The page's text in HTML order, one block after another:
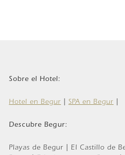
Sobre el Hotel:
Hotel en Begur| SPA en Begur|
Descubre Begur:
Playas de Begur | El Castillo de